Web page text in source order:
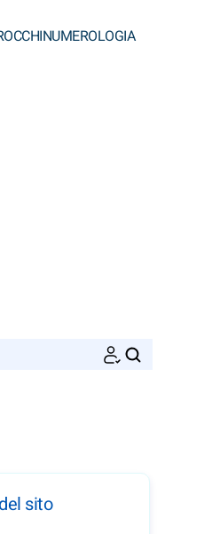
NUMEROLOGIA
sito